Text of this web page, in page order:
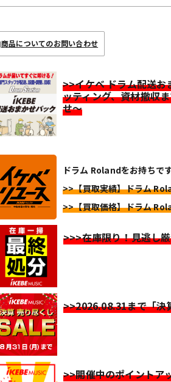
商品についてのお問い合わせ
>>イケベ ドラム配送お
ッティング、資材撤収
せ～
ドラム Rolandをお持ちで
>>【買取実績】ドラム
>>【買取価格】ドラム
>>>在庫限り！見逃し
>>2026.08.31まで「決
>>開催中のポイントア